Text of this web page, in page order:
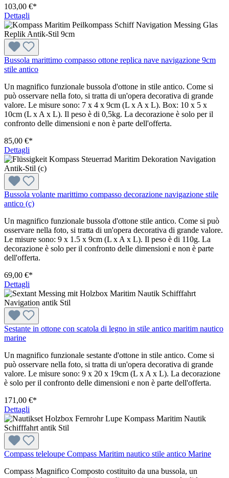
103,00 €*
Dettagli
Bussola marittimo compasso ottone replica nave navigazione 9cm
stile antico
Un magnifico funzionale bussola d'ottone in stile antico. Come si
può osservare nella foto, si tratta di un'opera decorativa di grande
valore. Le misure sono: 7 x 4 x 9cm (L x A x L). Box: 10 x 5 x
10cm (L x A x L). Il peso è di 0,5kg. La decorazione è solo per il
confronto delle dimensioni e non è parte dell'offerta.
85,00 €*
Dettagli
Bussola volante marittimo compasso decorazione navigazione stile
antico (c)
Un magnifico funzionale bussola d'ottone stile antico. Come si può
osservare nella foto, si tratta di un'opera decorativa di grande valore.
Le misure sono: 9 x 1.5 x 9cm (L x A x L). Il peso è di 110g. La
decorazione è solo per il confronto delle dimensioni e non è parte
dell'offerta.
69,00 €*
Dettagli
Sestante in ottone con scatola di legno in stile antico maritim nautico
marine
Un magnifico funzionale sestante d'ottone in stile antico. Come si
può osservare nella foto, si tratta di un'opera decorativa di grande
valore. Le misure sono: 9 x 20 x 19cm (L x A x L). La decorazione
è solo per il confronto delle dimensioni e non è parte dell'offerta.
171,00 €*
Dettagli
Compass teleloupe Compass Maritim nautico stile antico Marine
Compass Magnifico Composto costituito da una bussola, un